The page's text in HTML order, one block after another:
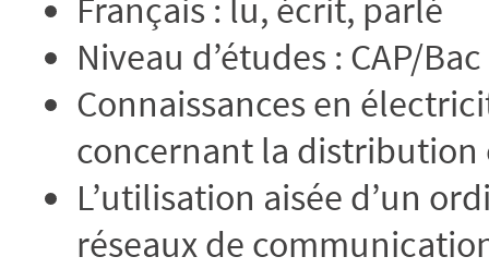
Français : lu, écrit, parlé
Niveau d’études : CAP/
Connaissances en
concernant la distribution
L’utilisation aisée d’un
réseaux de